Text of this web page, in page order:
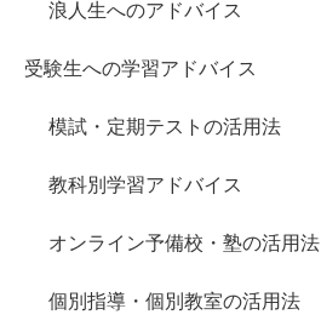
浪人生へのアドバイス
受験生への学習アドバイス
模試・定期テストの活用法
教科別学習アドバイス
オンライン予備校・塾の活用法
個別指導・個別教室の活用法